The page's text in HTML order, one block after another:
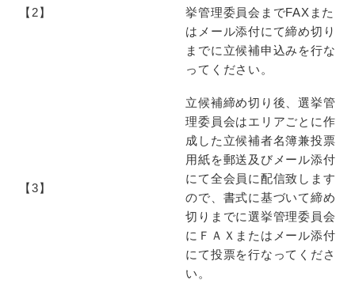
【2】
挙管理委員会までFAXまた
はメール添付にて締め切り
までに立候補申込みを行な
ってください。
【3】
立候補締め切り後、選挙管
理委員会はエリアごとに作
成した立候補者名簿兼投票
用紙を郵送及びメール添付
にて全会員に配信致します
ので、書式に基づいて締め
切りまでに選挙管理委員会
にＦＡＸまたはメール添付
にて投票を行なってくださ
い。